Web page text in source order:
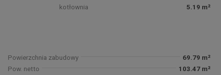
kotłownia
5.19 m²
Powierzchnia zabudowy
69.79 m²
Pow. netto
103.47 m²